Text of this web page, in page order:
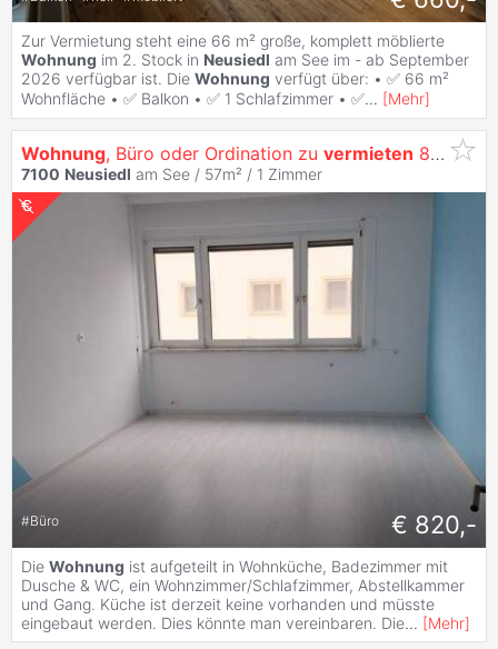
Zur Vermietung steht eine 66 m² große, komplett möblierte
Wohnung im 2. Stock in Neusiedl am See im - ab September
2026 verfügbar ist. Die Wohnung verfügt über: • ✅ 66 m²
Wohnfläche • ✅ Balkon • ✅ 1 Schlafzimmer • ✅... [Mehr]
Wohnung, Büro oder Ordination zu vermieten 820,- all inclusive!
7100 Neusiedl am See / 57m² / 1 Zimmer
#Büro € 820,-
Die Wohnung ist aufgeteilt in Wohnküche, Badezimmer mit
Dusche & WC, ein Wohnzimmer/Schlafzimmer, Abstellkammer
und Gang. Küche ist derzeit keine vorhanden und müsste
eingebaut werden. Dies könnte man vereinbaren. Die... [Mehr]